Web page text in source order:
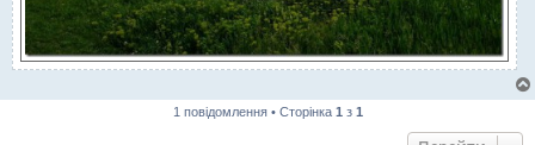
1 повідомлення • Сторінка 1 з 1